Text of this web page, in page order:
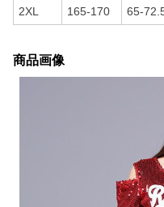
2XL 165-170 65-
商品画像